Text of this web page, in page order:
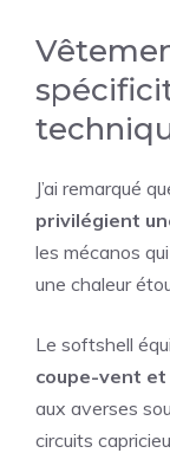
J’ai remarqué
privilégient
les mécanos
une chaleur
Le softshell
coupe-vent
aux averses
circuits